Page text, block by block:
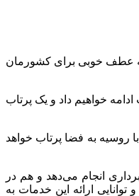
عطف خوبی برای کشورمان
خواهیم داد و یک پرتاب
و گفت: این ماهواره در واقع نسخه بهینه شده ماهواره کوثر و هدهد است که در سال ۱۴۰۴ با همکاری با روسیه به فضا پرتاب خواهد
انجام می‌دهد و هم در
توانایی ارائه این خدمات به